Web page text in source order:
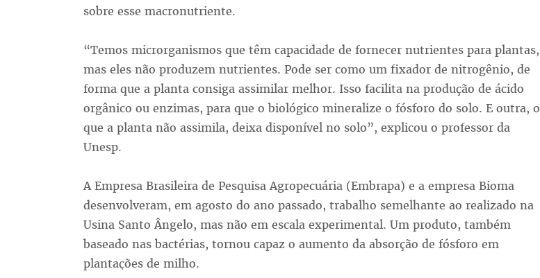
sobre esse macronutriente.
“Temos microrganismos que têm capacidade de fornecer nutrientes para plantas,
mas eles não produzem nutrientes. Pode ser como um fixador de nitrogênio, de
forma que a planta consiga assimilar melhor. Isso facilita na produção de ácido
orgânico ou enzimas, para que o biológico mineralize o fósforo do solo. E outra, o
que a planta não assimila, deixa disponível no solo”, explicou o professor da
Unesp.
A Empresa Brasileira de Pesquisa Agropecuária (Embrapa) e a empresa Bioma
desenvolveram, em agosto do ano passado, trabalho semelhante ao realizado na
Usina Santo Ângelo, mas não em escala experimental. Um produto, também
baseado nas bactérias, tornou capaz o aumento da absorção de fósforo em
plantações de milho.